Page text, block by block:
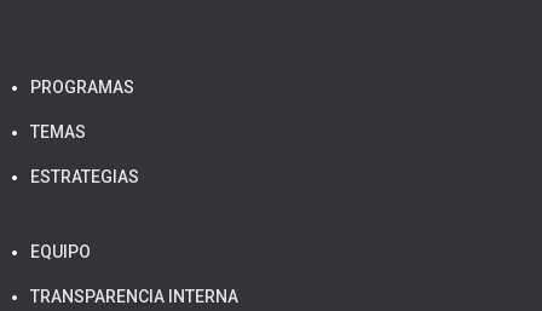
PROGRAMAS
TEMAS
ESTRATEGIAS
EQUIPO
TRANSPARENCIA INTERNA